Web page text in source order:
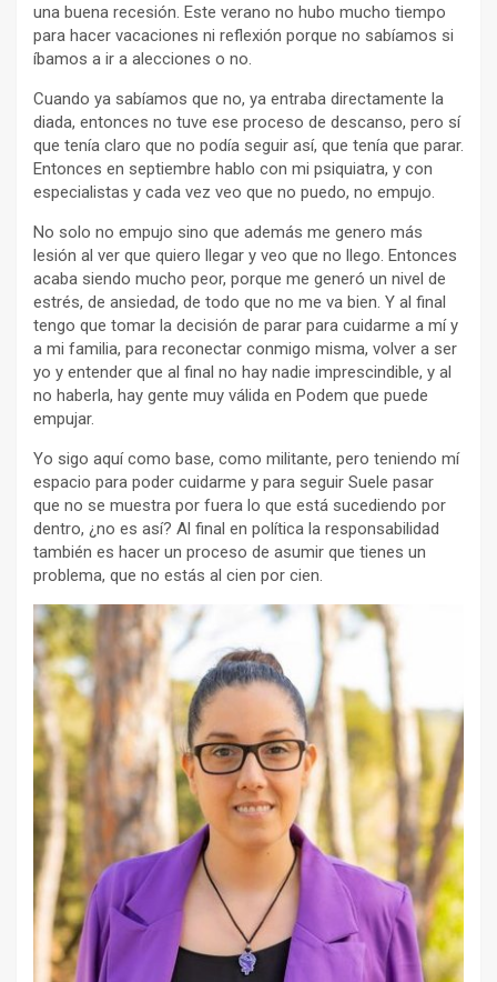
una buena recesión. Este verano no hubo mucho tiempo
para hacer vacaciones ni reflexión porque no sabíamos si
íbamos a ir a alecciones o no.
Cuando ya sabíamos que no, ya entraba directamente la
diada, entonces no tuve ese proceso de descanso, pero sí
que tenía claro que no podía seguir así, que tenía que parar.
Entonces en septiembre hablo con mi psiquiatra, y con
especialistas y cada vez veo que no puedo, no empujo.
No solo no empujo sino que además me genero más
lesión al ver que quiero llegar y veo que no llego. Entonces
acaba siendo mucho peor, porque me generó un nivel de
estrés, de ansiedad, de todo que no me va bien. Y al final
tengo que tomar la decisión de parar para cuidarme a mí y
a mi familia, para reconectar conmigo misma, volver a ser
yo y entender que al final no hay nadie imprescindible, y al
no haberla, hay gente muy válida en Podem que puede
empujar.
Yo sigo aquí como base, como militante, pero teniendo mí
espacio para poder cuidarme y para seguir Suele pasar
que no se muestra por fuera lo que está sucediendo por
dentro, ¿no es así? Al final en política la responsabilidad
también es hacer un proceso de asumir que tienes un
problema, que no estás al cien por cien.